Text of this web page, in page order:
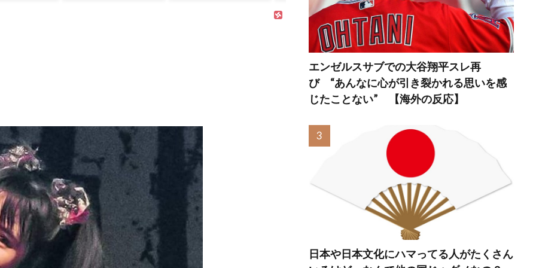
【海外の反応】
エンゼルスサブでの大谷翔平スレ再
び “あんなに心が引き裂かれる思いを感
じたことない” 【海外の反応】
日本や日本文化にハマってる人がたくさん